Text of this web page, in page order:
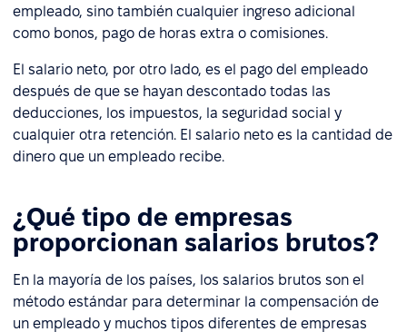
empleado, sino también cualquier ingreso adicional
como bonos, pago de horas extra o comisiones.
El salario neto, por otro lado, es el pago del empleado
después de que se hayan descontado todas las
deducciones, los impuestos, la seguridad social y
cualquier otra retención. El salario neto es la cantidad de
dinero que un empleado recibe.
¿Qué tipo de empresas
proporcionan salarios brutos?
En la mayoría de los países, los salarios brutos son el
método estándar para determinar la compensación de
un empleado y muchos tipos diferentes de empresas